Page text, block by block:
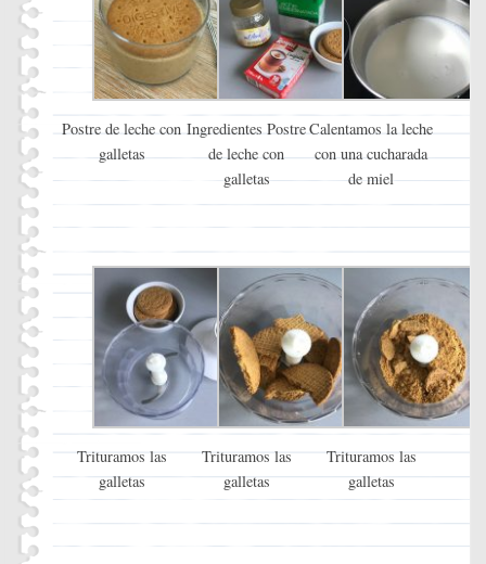
Postre de leche con
galletas
Ingredientes Postre
de leche con
galletas
Calentamos la leche
con una cucharada
de miel
Trituramos las
galletas
Trituramos las
galletas
Trituramos las
galletas